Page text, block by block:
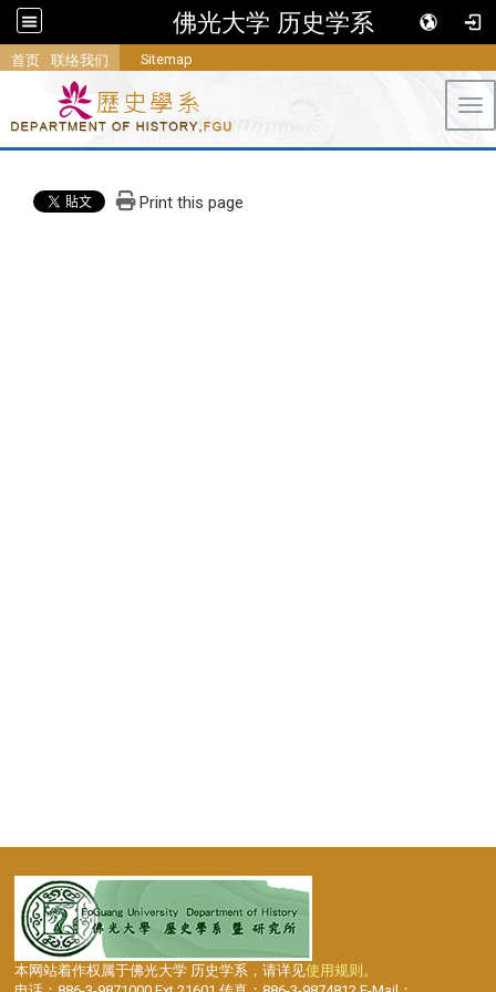
佛光大学 历史学系
首页 联络我们 Sitemap
Print this page
本网站着作权属于佛光大学 历史学系，请详见使用规则 。